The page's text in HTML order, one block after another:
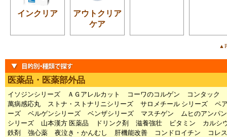
インクリア
アウトクリア
ケア
医薬品・医薬部外品
イソジンシリーズ ＡＧアレルカット コーワのコルゲン
コンタック
萬病感応丸
ストナ・ストナリニシリーズ サロメチール シリーズ
ペ
ーズ
ベルゲンシリーズ ベンザシリーズ マスチゲン
ムヒのアンパ
シリーズ
山本漢方 医薬品 ドリンク剤 滋養強壮 ビタミン
カルシ
鉄剤
強心薬 夜泣き・かんむし 肝機能改善 コンドロイチン
コレ